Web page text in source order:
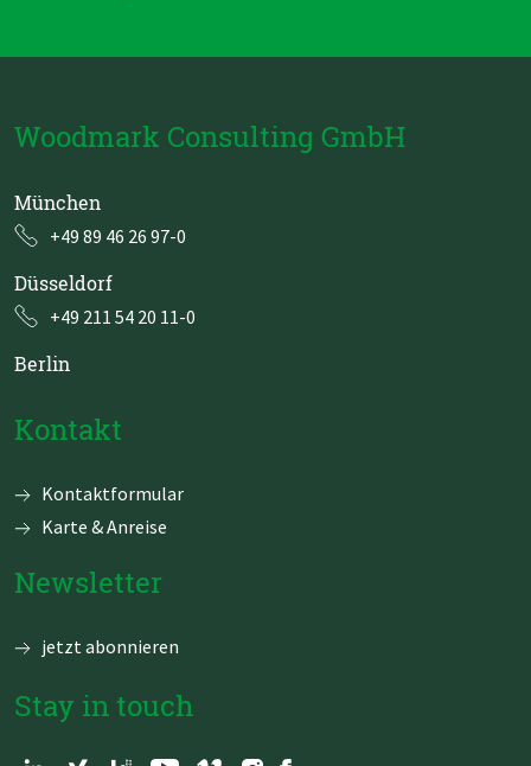
Woodmark Consulting GmbH
München
+49 89 46 26 97-0
Düsseldorf
+49 211 54 20 11-0
Berlin
Kontakt
Navigation
Kontaktformular
Karte & Anreise
Newsletter
jetzt abonnieren
Stay in touch